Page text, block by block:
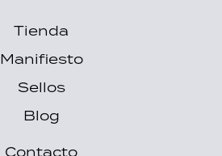
Tienda
Manifiesto
Sellos
Blog